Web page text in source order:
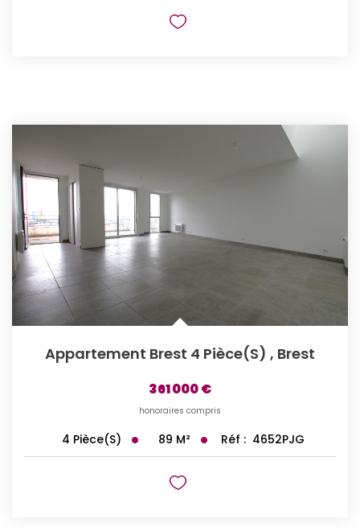
Appartement Brest 4 Pièce(s) , Brest
361 000 €
honoraires compris
4 Pièce(s) 89 M² Réf : 4652PJG